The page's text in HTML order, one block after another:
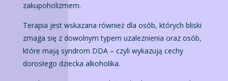
zakupoholizmem.
Terapia jest wskazana również dla osób, których bliski
zmaga się z dowolnym typem uzaleznienia oraz osób,
które mają syndrom DDA – czyli wykazują cechy
dorosłego dziecka alkoholika.